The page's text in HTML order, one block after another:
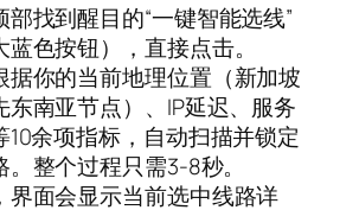
部找到醒目的“一键智能选线”
色按钮），直接点击。
据你的当前地理位置（新加坡
东南亚节点）、IP延迟、服务
10余项指标，自动扫描并锁定
整个过程只需3-8秒。
界面会显示当前选中线路详